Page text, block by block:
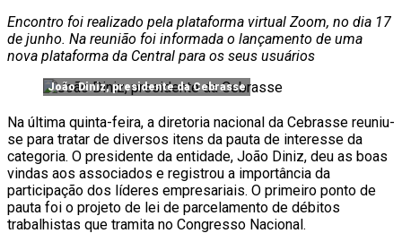
Encontro foi realizado pela plataforma virtual Zoom, no dia 17
de junho. Na reunião foi informada o lançamento de uma
nova plataforma da Central para os seus usuários
João Diniz, presidente da Cebrasse
Na última quinta-feira, a diretoria nacional da Cebrasse reuniu-
se para tratar de diversos itens da pauta de interesse da
categoria. O presidente da entidade, João Diniz, deu as boas
vindas aos associados e registrou a importância da
participação dos líderes empresariais. O primeiro ponto de
pauta foi o projeto de lei de parcelamento de débitos
trabalhistas que tramita no Congresso Nacional.